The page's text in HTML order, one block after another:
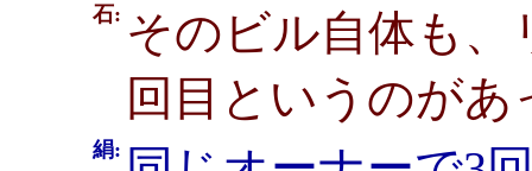
石: そのビル自体も
回目というのが
絹: